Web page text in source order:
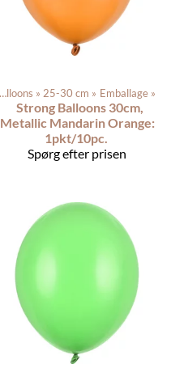
Latex balloons ‪» 25-30 cm ‪» Emballage ‪»
Strong Balloons 30cm,
Metallic Mandarin Orange:
1pkt/10pc.
Spørg efter prisen